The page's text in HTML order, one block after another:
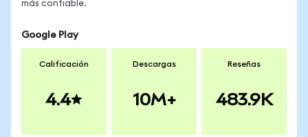
más confiable.
Google Play
Calificación
4.4
Descargas
10M+
Reseñas
483.9K